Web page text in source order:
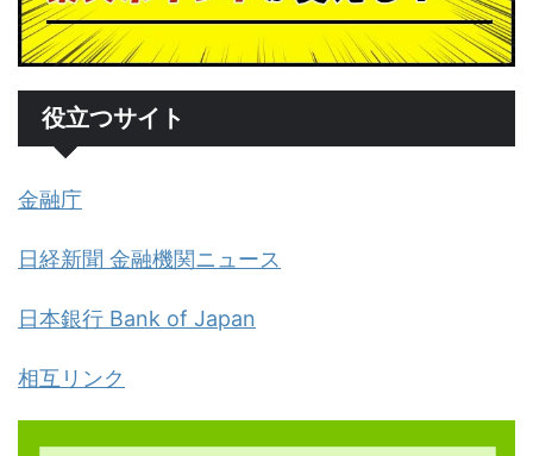
役立つサイト
金融庁
日経新聞 金融機関ニュース
日本銀行 Bank of Japan
相互リンク